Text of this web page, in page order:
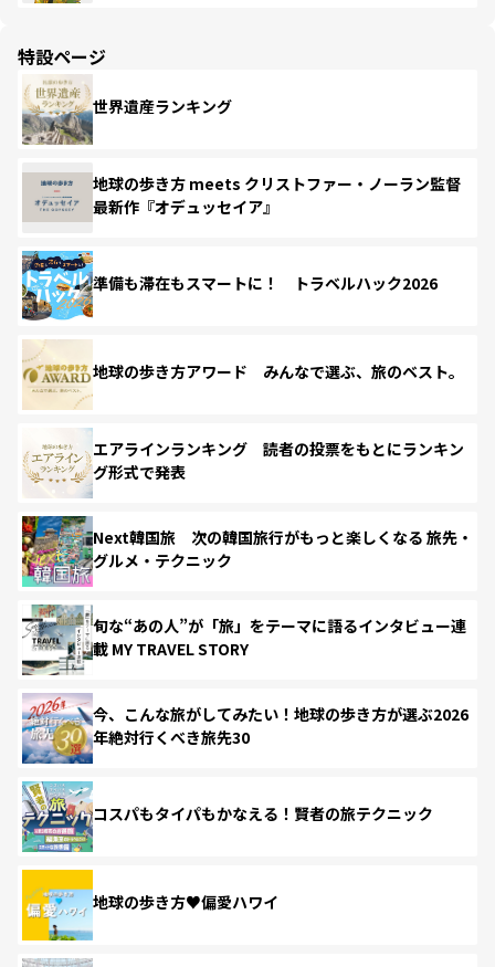
特設ページ
世界遺産ランキング
地球の歩き方 meets クリストファー・ノーラン監督
最新作『オデュッセイア』
準備も滞在もスマートに！ トラベルハック2026
地球の歩き方アワード みんなで選ぶ、旅のベスト。
エアラインランキング 読者の投票をもとにランキン
グ形式で発表
Next韓国旅 次の韓国旅行がもっと楽しくなる 旅先・
グルメ・テクニック
旬な“あの人”が「旅」をテーマに語るインタビュー連
載 MY TRAVEL STORY
今、こんな旅がしてみたい！地球の歩き方が選ぶ2026
年絶対行くべき旅先30
コスパもタイパもかなえる！賢者の旅テクニック
地球の歩き方♥偏愛ハワイ